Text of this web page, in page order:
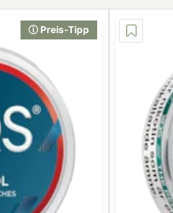
ⓘ Preis-Tipp